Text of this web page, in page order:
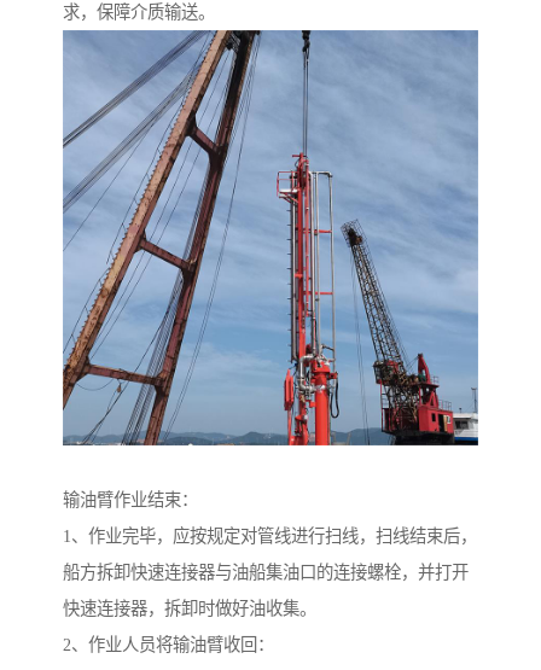
求，保障介质输送。
输油臂作业结束：
1、作业完毕，应按规定对管线进行扫线，扫线结束后，
船方拆卸快速连接器与油船集油口的连接螺栓，并打开
快速连接器，拆卸时做好油收集。
2、作业人员将输油臂收回：